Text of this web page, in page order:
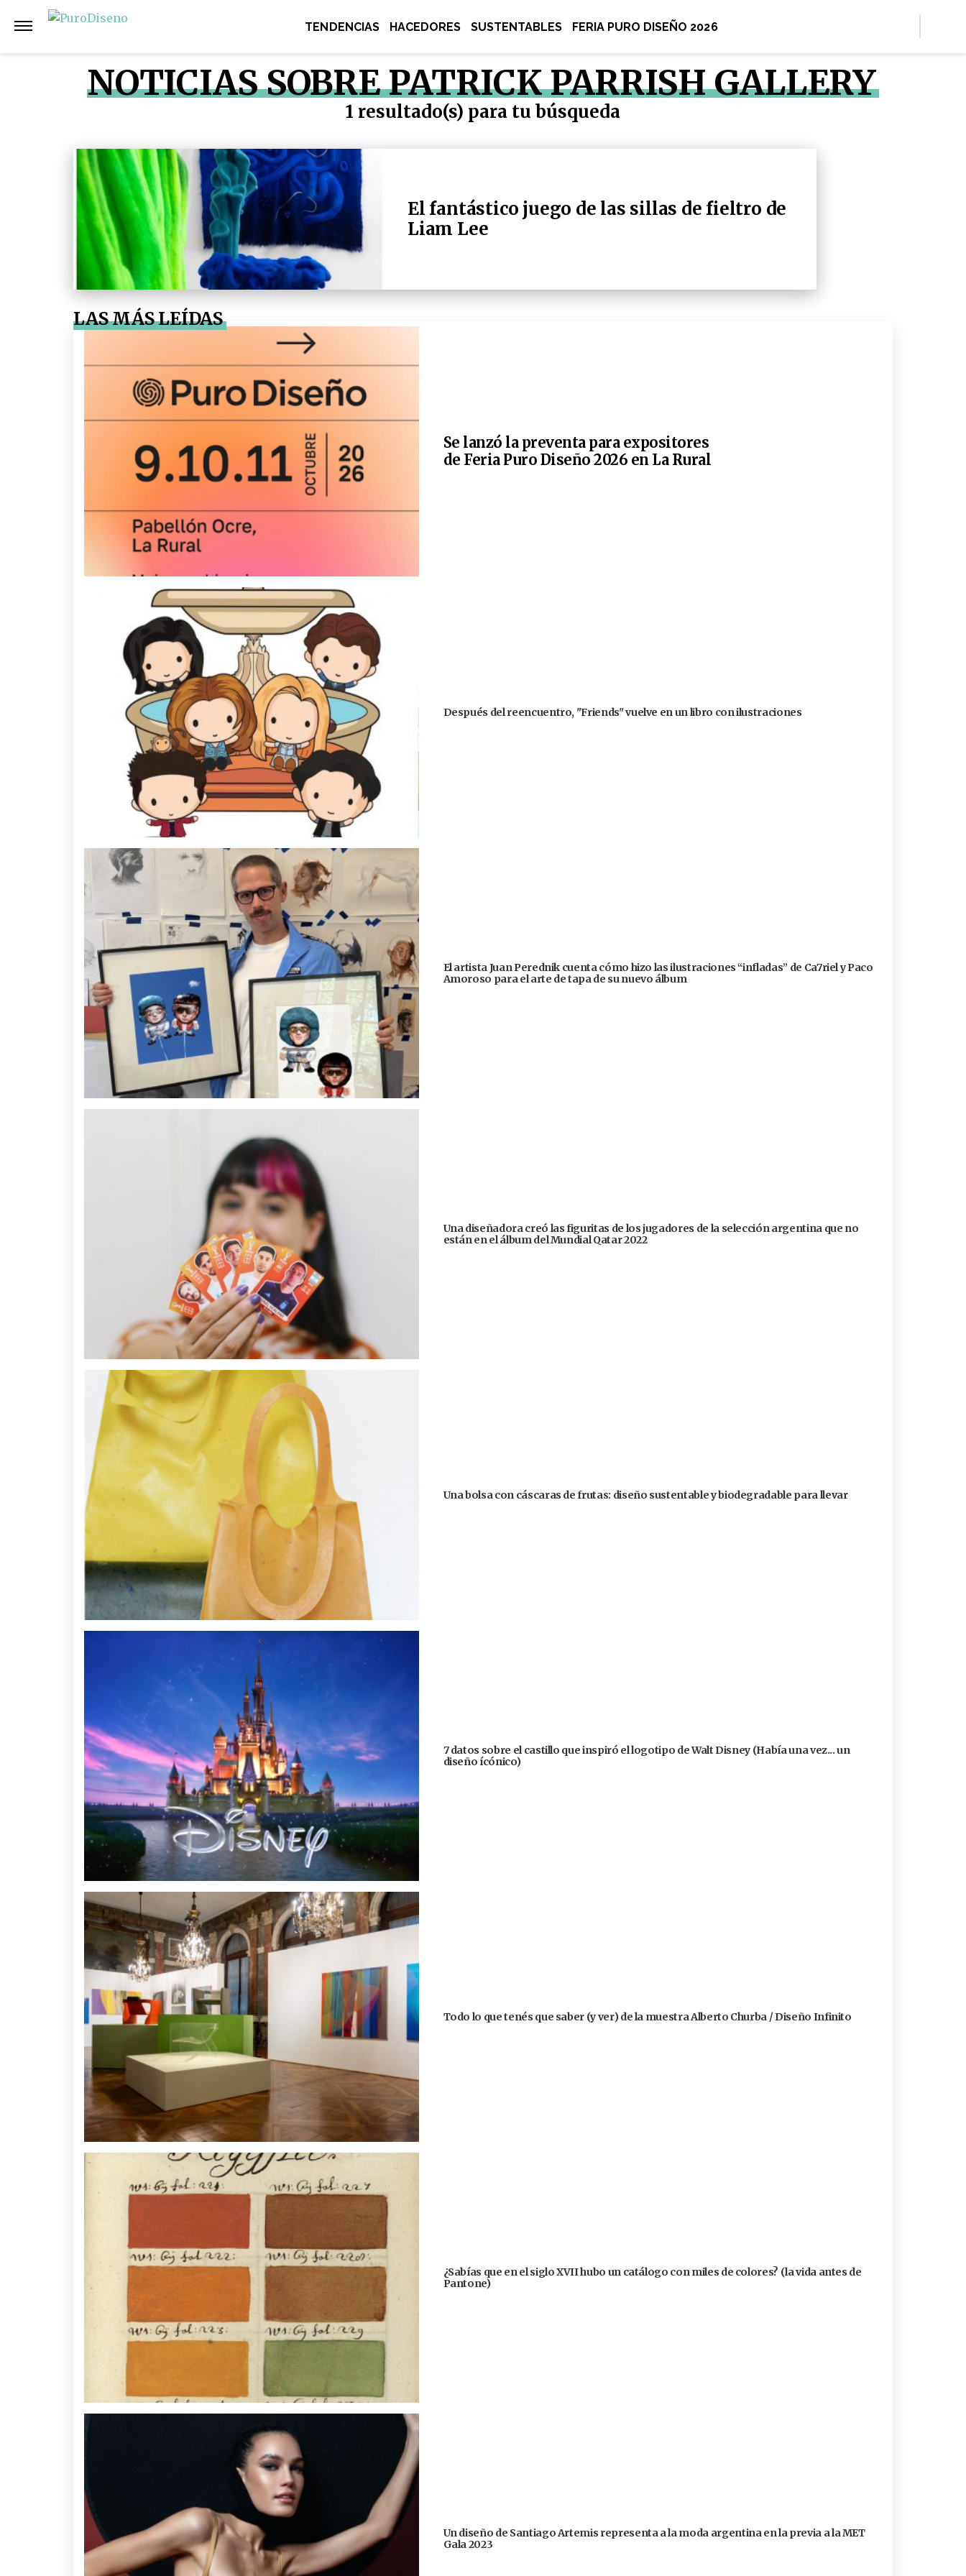
TENDENCIAS HACEDORES SUSTENTABLES FERIA PURO DISEÑO 2026
NOTICIAS SOBRE PATRICK PARRISH GALLERY
1 resultado(s) para tu búsqueda
El fantástico juego de las sillas de fieltro de
Liam Lee
LAS MÁS LEÍDAS
Se lanzó la preventa para expositores
de Feria Puro Diseño 2026 en La Rural
Después del reencuentro, "Friends" vuelve en un libro con ilustraciones
El artista Juan Perednik cuenta cómo hizo las ilustraciones “infladas” de Ca7riel y Paco
Amoroso para el arte de tapa de su nuevo álbum
Una diseñadora creó las figuritas de los jugadores de la selección argentina que no
están en el álbum del Mundial Qatar 2022
Una bolsa con cáscaras de frutas: diseño sustentable y biodegradable para llevar
7 datos sobre el castillo que inspiró el logotipo de Walt Disney (Había una vez... un
diseño ícónico)
Todo lo que tenés que saber (y ver) de la muestra Alberto Churba / Diseño Infinito
¿Sabías que en el siglo XVII hubo un catálogo con miles de colores? (la vida antes de
Pantone)
Un diseño de Santiago Artemis representa a la moda argentina en la previa a la MET
Gala 2023